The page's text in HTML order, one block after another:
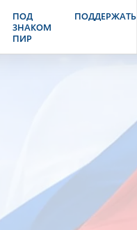
ПОД
ЗНАКОМ
ПИР
ПОДДЕРЖАТЬ